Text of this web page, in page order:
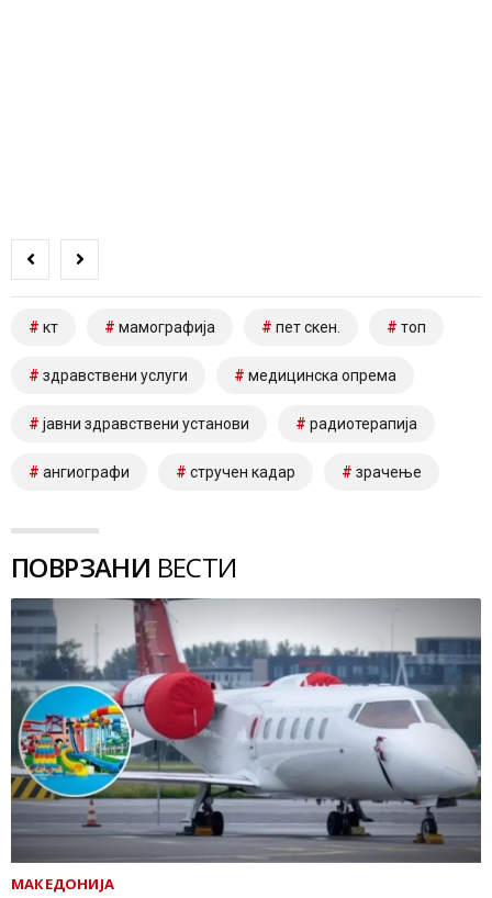
кт мамографија пет скен. топ
здравствени услуги медицинска опрема
јавни здравствени установи радиотерапија
ангиографи стручен кадар зрачење
ПОВРЗАНИ ВЕСТИ
МАКЕДОНИЈА